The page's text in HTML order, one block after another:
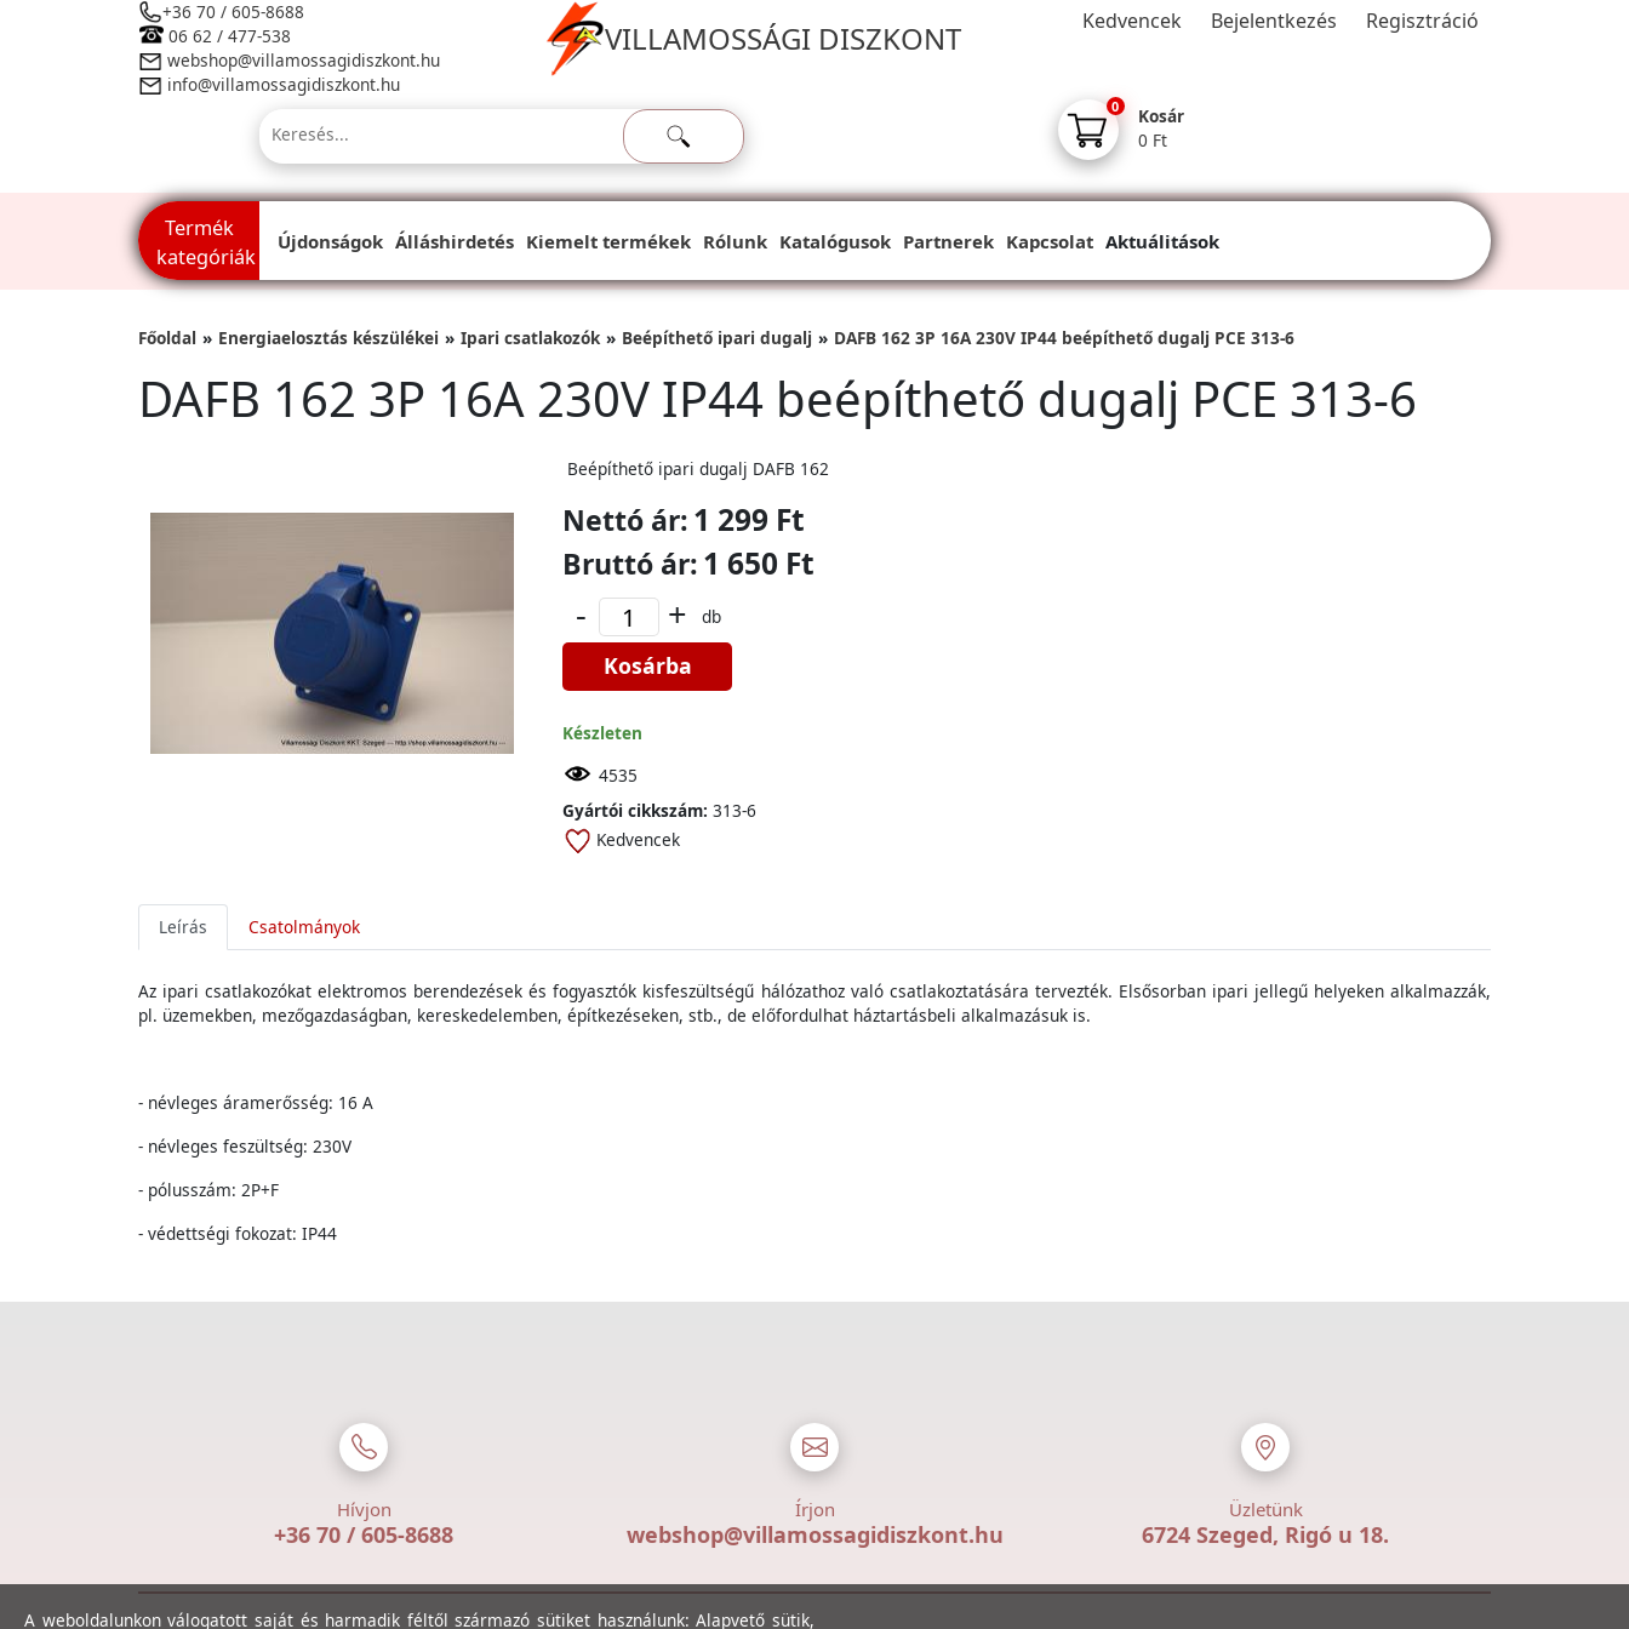
+36 70 / 605-8688
06 62 / 477-538
webshop@villamossagidiszkont.hu
info@villamossagidiszkont.hu
VILLAMOSSÁGI DISZKONT Kedvencek Bejelentkezés Regisztráció
0
Kosár
0 Ft
Termék
kategóriák
Újdonságok Álláshirdetés Kiemelt termékek Rólunk Katalógusok Partnerek Kapcsolat Aktuálitások
Főoldal Energiaelosztás készülékei Ipari csatlakozók Beépíthető ipari dugalj DAFB 162 3P 16A 230V IP44 beépíthető dugalj PCE 313-6
DAFB 162 3P 16A 230V IP44 beépíthető dugalj PCE 313-6
Beépíthető ipari dugalj DAFB 162
Nettó ár:1 299 Ft
Bruttó ár:1 650 Ft
- + db
Kosárba
Készleten
4535
Gyártói cikkszám: 313-6
Kedvencek
Leírás Csatolmányok
Az ipari csatlakozókat elektromos berendezések és fogyasztók kisfeszültségű hálózathoz való csatlakoztatására tervezték. Elsősorban ipari jellegű helyeken alkalmazzák,
pl. üzemekben, mezőgazdaságban, kereskedelemben, építkezéseken, stb., de előfordulhat háztartásbeli alkalmazásuk is.
- névleges áramerősség: 16 A
- névleges feszültség: 230V
- pólusszám: 2P+F
- védettségi fokozat: IP44
Hívjon
+36 70 / 605-8688
Írjon
webshop@villamossagidiszkont.hu
Üzletünk
6724 Szeged, Rigó u 18.
A weboldalunkon válogatott saját és harmadik féltől származó sütiket használunk: Alapvető sütik,